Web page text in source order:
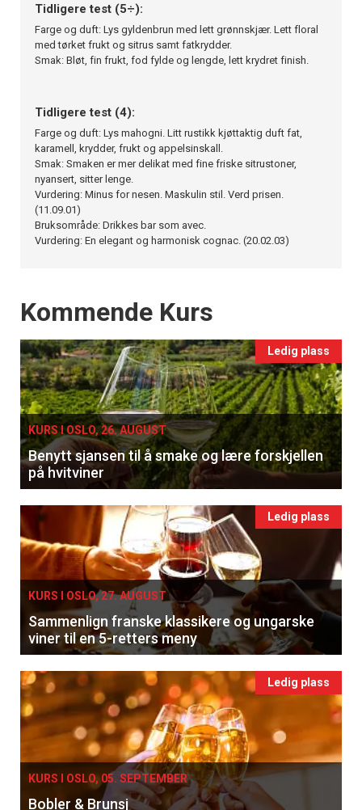
Tidligere test (5÷):
Farge og duft: Lys gyldenbrun med lett grønnskjær. Lett floral
med tørket frukt og sitrus samt fatkrydder.
Smak: Bløt, fin frukt, fod fylde og lengde, lett krydret finish.
Tidligere test (4):
Farge og duft: Lys mahogni. Litt rustikk kjøttaktig duft fat,
karamell, krydder, frukt og appelsinskall.
Smak: Smaken er mer delikat med fine friske sitrustoner,
nyansert, sitter lenge.
Vurdering: Minus for nesen. Maskulin stil. Verd prisen.
(11.09.01)
Bruksområde: Drikkes bar som avec.
Vurdering: En elegant og harmonisk cognac. (20.02.03)
Events
Kommende Kurs
Ledig plass
KURS I OSLO, 26. AUGUST
Benytt sjansen til å smake og lære forskjellen
på hvitviner
Ledig plass
KURS I OSLO, 27. AUGUST
Sammenlign franske klassikere og ungarske
viner til en 5-retters meny
Ledig plass
KURS I OSLO, 05. SEPTEMBER
Bobler & Brunsj